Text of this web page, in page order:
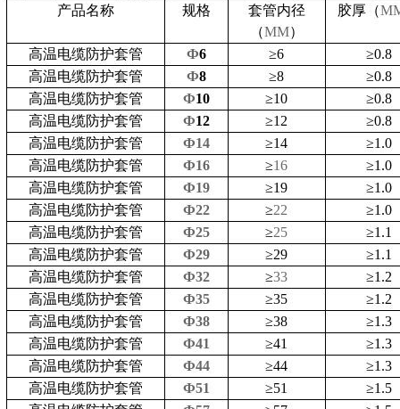
产品名称 规格 套管内径
（MM）
胶厚（
高温电缆防护套管 Ф6 ≥6 ≥0.8
高温电缆防护套管
Ф8 ≥8 ≥0.8
高温电缆防护套管
Ф10 ≥10 ≥0.8
高温电缆防护套管
Ф12 ≥12 ≥0.8
高温电缆防护套管
Ф14 ≥14 ≥1.0
高温电缆防护套管
Ф16 ≥16 ≥1.0
高温电缆防护套管
Ф19 ≥19 ≥1.0
高温电缆防护套管
Ф22 ≥22 ≥1.0
高温电缆防护套管
Ф25 ≥25 ≥1.1
高温电缆防护套管
Ф29 ≥29 ≥1.1
高温电缆防护套管
Ф32 ≥33 ≥1.2
高温电缆防护套管
Ф35 ≥35 ≥1.2
高温电缆防护套管
Ф38 ≥38 ≥1.3
高温电缆防护套管
Ф41 ≥41 ≥1.3
高温电缆防护套管
Ф44 ≥44 ≥1.3
高温电缆防护套管
Ф51 ≥51 ≥1.5